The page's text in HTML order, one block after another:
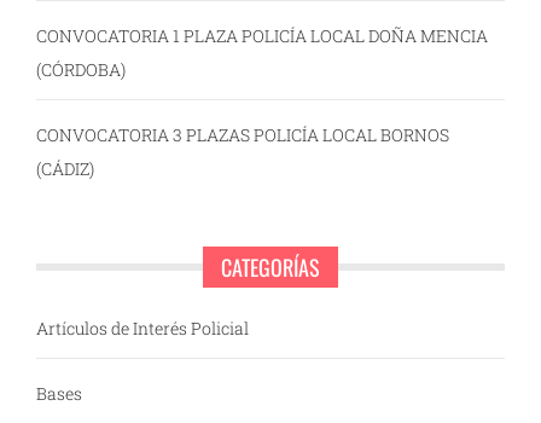
CONVOCATORIA 1 PLAZA POLICÍA LOCAL DOÑA MENCIA
(CÓRDOBA)
CONVOCATORIA 3 PLAZAS POLICÍA LOCAL BORNOS
(CÁDIZ)
CATEGORÍAS
Artículos de Interés Policial
Bases